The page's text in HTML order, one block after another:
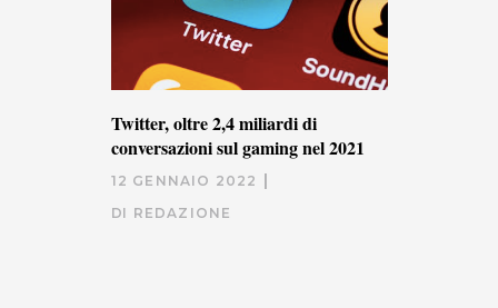
Twitter, oltre 2,4 miliardi di
conversazioni sul gaming nel 2021
12 GENNAIO 2022
DI REDAZIONE